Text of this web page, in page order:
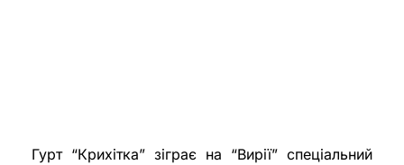
Гурт “Крихітка” зіграє на “Вирії” спеціальний